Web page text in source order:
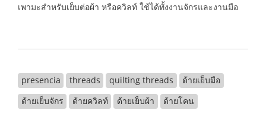
เพามะสำหรับเย็บต่อผ้า หรือควิลท์ ใช้ได้ทั้งงานจักรและงานมือ
presencia threads quilting threads
ด้ายเย็บมือ
ด้ายเย็บจักร
ด้ายควิลท์ ด้ายเย็บผ้า ด้ายโคน